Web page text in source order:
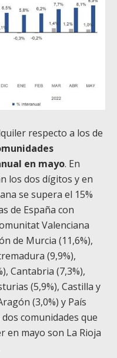
respecto a los de
en mayo. En
los dos dígitos y en
se supera el 15%
de España con
Valenciana
de Murcia (11,6%),
(9,9%),
Cantabria (7,3%),
(5,9%), Castilla y
(3,0%) y País
comunidades que
en mayo son La Rioja